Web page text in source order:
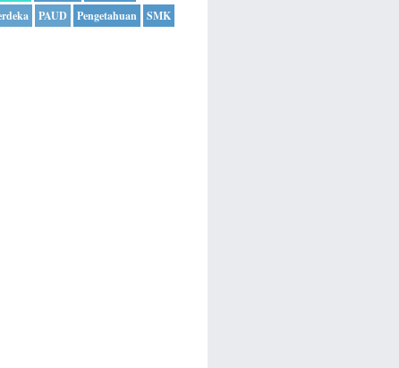
PAUD Pengetahuan SMK